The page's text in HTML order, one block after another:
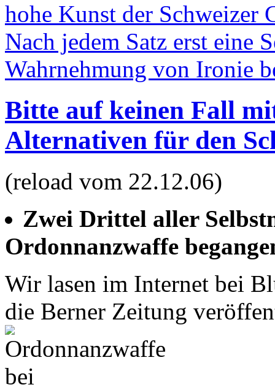
hohe Kunst der Schweizer
Nach jedem Satz erst eine
Wahrnehmung von Ironie
Bitte auf keinen Fall
Alternativen für den
(reload vom 22.12.06)
Zwei Drittel aller
Ordonnanzwaffe
Wir lasen im Internet bei
die Berner Zeitung